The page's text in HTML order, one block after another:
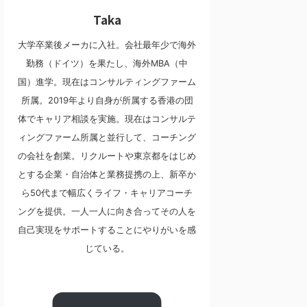
Taka
大学卒業後メーカに入社。会社最年少で海外
勤務（ドイツ）を果たし、海外MBA（中
国）進学。現在はコンサルティングファーム
所属。2019年より自身が所属する香港の団
体でキャリア相談を実施。現在はコンサルテ
ィングファーム所属と並行して、コーチング
の会社を創業。リクルートや東京都をはじめ
とする企業・自治体と業務提携の上、新卒か
ら50代まで幅広くライフ・キャリアコーチ
ングを提供。一人一人に向き合ってその人を
自己実現をサポートすることにやりがいを感
じている。